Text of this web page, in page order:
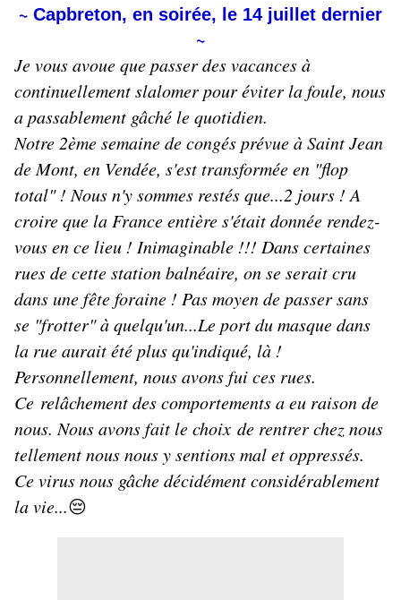
~ Capbreton, en soirée, le 14 juillet dernier
~
Je vous avoue que passer des vacances à
continuellement slalomer pour éviter la foule, nous
a passablement gâché le quotidien.
Notre 2ème semaine de congés prévue à Saint Jean
de Mont, en Vendée, s'est transformée en "flop
total" ! Nous n'y sommes restés que...2 jours ! A
croire que la France entière s'était donnée rendez-
vous en ce lieu ! Inimaginable !!! Dans certaines
rues de cette station balnéaire, on se serait cru
dans une fête foraine ! Pas moyen de passer sans
se "frotter" à quelqu'un...Le port du masque dans
la rue aurait été plus qu'indiqué, là !
Personnellement, nous avons fui ces rues.
Ce relâchement des comportements a eu raison de
nous. Nous avons fait le choix de rentrer chez nous
tellement nous nous y sentions mal et oppressés.
Ce virus nous gâche décidément considérablement
la vie...😔